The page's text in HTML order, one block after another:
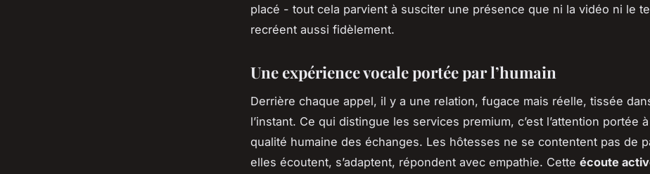
placé - tout cela parvient à susciter une présence que ni la vidéo ni le
recréent aussi fidèlement.
Une expérience vocale portée par l’humain
Derrière chaque appel, il y a une relation, fugace mais réelle, tissée
l’instant. Ce qui distingue les services premium, c’est l’attention portée
qualité humaine des échanges. Les hôtesses ne se contentent pas de
elles écoutent, s’adaptent, répondent avec empathie. Cette écoute